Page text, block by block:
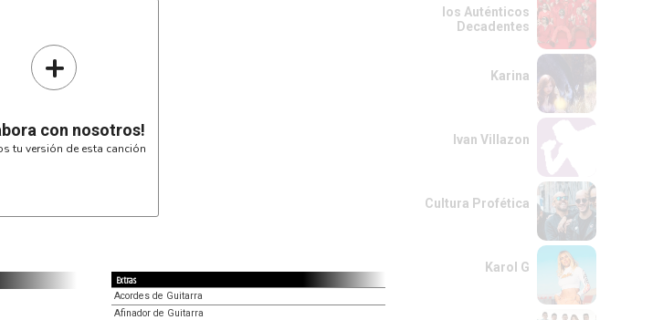
+
con nosotros!
tu versión de esta canción
Extras
Acordes de Guitarra
Afinador de Guitarra
los Auténticos
Decadentes
Karina
Ivan Villazon
Cultura Profética
Karol G